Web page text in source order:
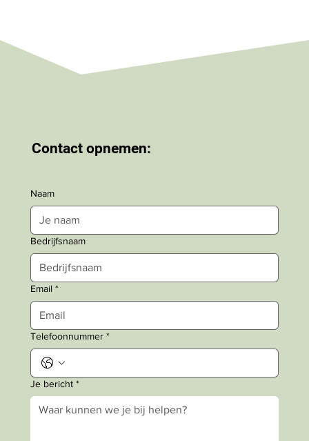
Contact opnemen:
Naam
Bedrijfsnaam
Email *
Telefoonnummer *
Je bericht *